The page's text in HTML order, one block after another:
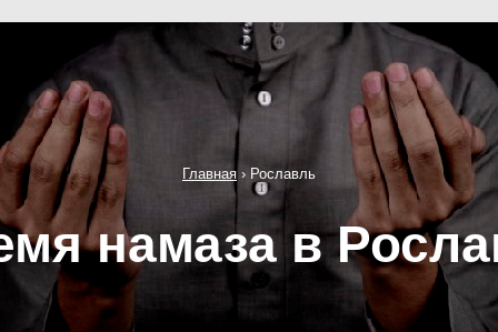
Главная › Рославль
намаза в